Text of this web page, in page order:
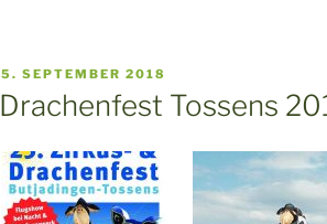
VERÖFFENTLICHT
AM
5. SEPTEMBER 2018
Drachenfest Tossens